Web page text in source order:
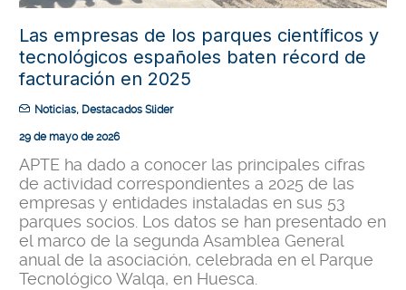
Las empresas de los parques científicos y
tecnológicos españoles baten récord de
facturación en 2025
Noticias, Destacados Slider
29 de mayo de 2026
APTE ha dado a conocer las principales cifras
de actividad correspondientes a 2025 de las
empresas y entidades instaladas en sus 53
parques socios. Los datos se han presentado en
el marco de la segunda Asamblea General
anual de la asociación, celebrada en el Parque
Tecnológico Walqa, en Huesca.